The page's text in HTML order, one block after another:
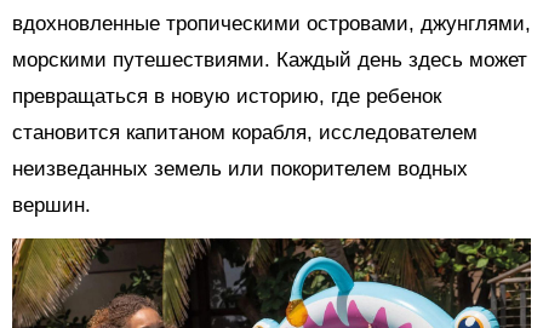
вдохновленные тропическими островами, джунглями,
морскими путешествиями. Каждый день здесь может
превращаться в новую историю, где ребенок
становится капитаном корабля, исследователем
неизведанных земель или покорителем водных
вершин.